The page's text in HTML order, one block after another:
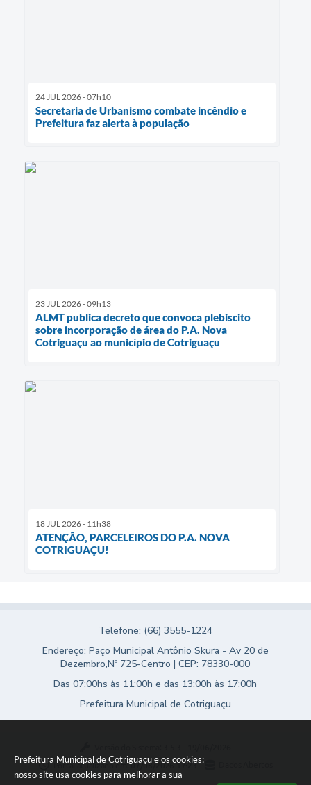
Prefeitura Municipal de Cotriguaçu e os cookies:
nosso site usa cookies para melhorar a sua
24 JUL 2026 - 07h10
Secretaria de Urbanismo combate incêndio e
Prefeitura faz alerta à população
23 JUL 2026 - 09h13
ALMT publica decreto que convoca plebiscito
sobre incorporação de área do P.A. Nova
Cotriguaçu ao município de Cotriguaçu
18 JUL 2026 - 11h38
ATENÇÃO, PARCELEIROS DO P.A. NOVA
COTRIGUAÇU!
Telefone: (66) 3555-1224
Endereço: Paço Municipal Antônio Skura - Av 20 de
Dezembro,Nº 725-Centro | CEP: 78330-000
Das 07:00hs às 11:00h e das 13:00h às 17:00h
Prefeitura Municipal de Cotriguaçu
Portal atualizado em:07/08/2026 17:23